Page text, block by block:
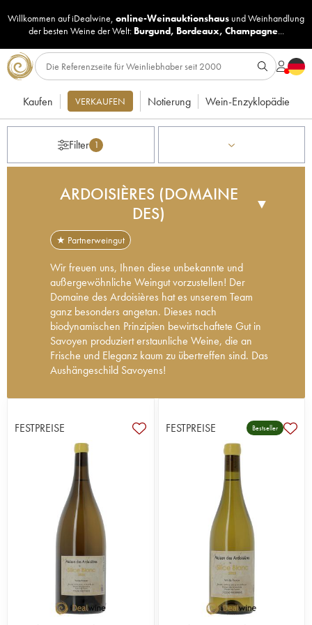
Willkommen auf iDealwine, online-Weinauktionshaus undWeinhandlung
der besten Weine der Welt: Burgund, Bordeaux, Champagne...
Kaufen VERKAUFEN Notierung Wein-Enzyklopädie
Filter 1
ARDOISIÈRES (DOMAINE
DES)
▼
★ Partnerweingut
Wir freuen uns, Ihnen diese unbekannte und
außergewöhnliche Weingut vorzustellen! Der
Domaine des Ardoisières hat es unserem Team
ganz besonders angetan. Dieses nach
biodynamischen Prinzipien bewirtschaftete Gut in
Savoyen produziert erstaunliche Weine, die an
Frische und Eleganz kaum zu übertreffen sind. Das
Aushängeschild Savoyens!
Römerzeit mit Reben bepflanzt war, die jedoch im
Laufe der Jahrhunderte verschwanden. Michel
Grisard, einer der „Päpste“ der Weinberge in den
Savoyen, war lange Zeit die treibende Kraft hinter
dem Projekt, bevor er 2008 die Leitung an Brice
Omont, einen Agraringenieur aus der
Champagne, übergab.
Der 24 Hektar große Weinberg wird
biodynamisch bewirtschaftet und die
Weinbereitung erfolgt auf sehr natürliche Weise,
mit so wenig Eingriffen wie möglich. Die Steillage
erreicht auf den Hängen von Cevins oder Saint
Pierre de Soucy teilweise fast 70 %. Die Erträge
sind sehr gering und die erzeugten Weine von
FESTPREISE FESTPREISE Bestseller